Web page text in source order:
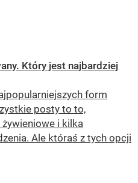
Który jest najbardziej
form
posty to to,
i kilka
Ale któraś z tych opcji